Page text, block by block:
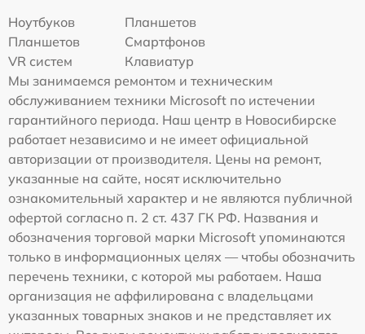
Ноутбуков
Планшетов
Планшетов
Смартфонов
VR систем
Клавиатур
Мы занимаемся ремонтом и техническим
обслуживанием техники Microsoft по истечении
гарантийного периода. Наш центр в Новосибирске
работает независимо и не имеет официальной
авторизации от производителя. Цены на ремонт,
указанные на сайте, носят исключительно
ознакомительный характер и не являются публичной
офертой согласно п. 2 ст. 437 ГК РФ. Названия и
обозначения торговой марки Microsoft упоминаются
только в информационных целях — чтобы обозначить
перечень техники, с которой мы работаем. Наша
организация не аффилирована с владельцами
указанных товарных знаков и не представляет их